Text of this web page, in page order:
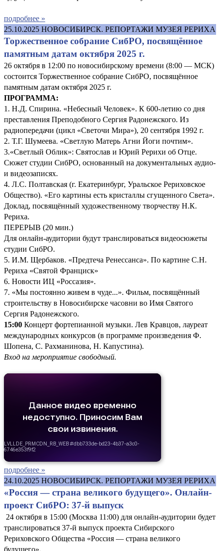
подробнее »
25.10.2025 НОВОСИБИРСК. РЕПОРТАЖИ МУЗЕЯ РЕРИХА
Торжественное собрание СибРО, посвящённое
памятным датам октября 2025 г.
26 октября в 12:00 по новосибирскому времени (8:00 — МСК)
состоится Торжественное собрание СибРО, посвящённое
памятным датам октября 2025 г.
ПРОГРАММА:
1. Н.Д. Спирина. «Небесный Человек». К 600-летию со дня
преставления Преподобного Сергия Радонежского. Из
радиопередачи (цикл «Светочи Мира»), 20 сентября 1992 г.
2. Т.Г. Шумеева. «Светлую Матерь Агни Йоги почтим».
3.«Светлый Облик»: Святослав и Юрий Рерихи об Отце.
Сюжет студии СибРО, основанный на документальных аудио-
и видеозаписях.
4. Л.С. Полтавская (г. Екатеринбург, Уральское Рериховское
Общество). «Его картины есть кристаллы сгущенного Света».
Доклад, посвящённый художественному творчеству Н.К.
Рериха.
ПЕРЕРЫВ (20 мин.)
Для онлайн-аудитории будут транслироваться видеосюжеты
студии СибРО.
5. И.М. Щербаков. «Предтеча Ренессанса». По картине С.Н.
Рериха «Святой Франциск»
6. Новости ИЦ «Россазия».
7. «Мы постоянно живем в чуде...». Фильм, посвящённый
строительству в Новосибирске часовни во Имя Святого
Сергия Радонежского.
15:00 Концерт фортепианной музыки. Лев Кравцов, лауреат
международных конкурсов (в программе произведения Ф.
Шопена, С. Рахманинова, Н. Капустина).
Вход на мероприятие свободный.
подробнее »
24.10.2025 НОВОСИБИРСК. РЕПОРТАЖИ МУЗЕЯ РЕРИХА
«Россия — страна великого будущего». Онлайн-
проект СибРО: 37-й выпуск
24 октября в 15:00 (Москва 11:00) для онлайн-аудитории будет
транслироваться 37-й выпуск проекта Сибирского
Рериховского Общества «Россия — страна великого
будущего».